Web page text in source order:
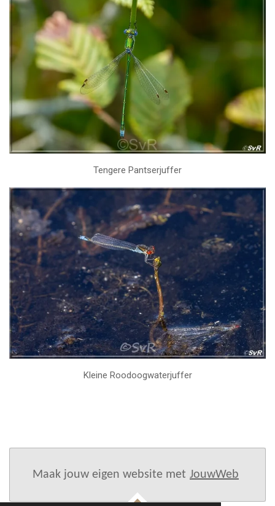
Tengere Pantserjuffer
Kleine Roodoogwaterjuffer
Maak jouw eigen website met JouwWeb